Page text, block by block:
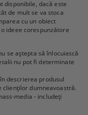
disponibile, dacă este
de mult se va stoca
cu un obiect
ideee corespunzătore
se aștepta să înlocuiască
nu pot fi determinate
descrierea produsul
dumneavoastră.
media - includeți